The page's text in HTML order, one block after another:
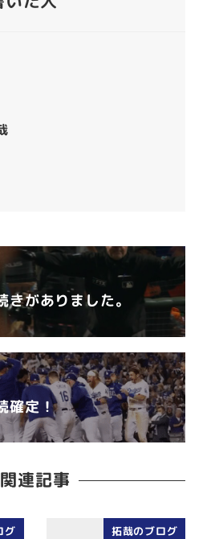
がありました。
確定！
関連記事
グ 拓哉のブログ